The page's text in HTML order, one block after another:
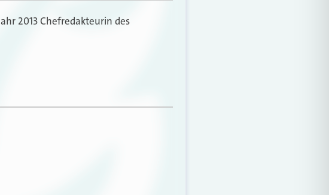
2013 Chefredakteurin des